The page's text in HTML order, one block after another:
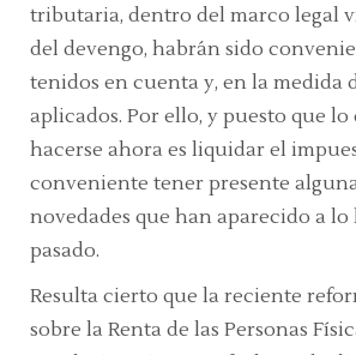
tributaria, dentro del marco legal
del devengo, habrán sido
tenidos en cuenta y, en la medida
aplicados. Por ello, y puesto que lo
hacerse ahora es liquidar el
conveniente tener presente
novedades que han aparecido a lo
pasado.
Resulta cierto que la reciente
sobre la Renta de las Personas